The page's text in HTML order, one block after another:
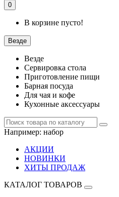
0
В корзине пусто!
Везде
Везде
Сервировка стола
Приготовление пищи
Барная посуда
Для чая и кофе
Кухонные аксессуары
Например: набор
АКЦИИ
НОВИНКИ
ХИТЫ ПРОДАЖ
КАТАЛОГ ТОВАРОВ